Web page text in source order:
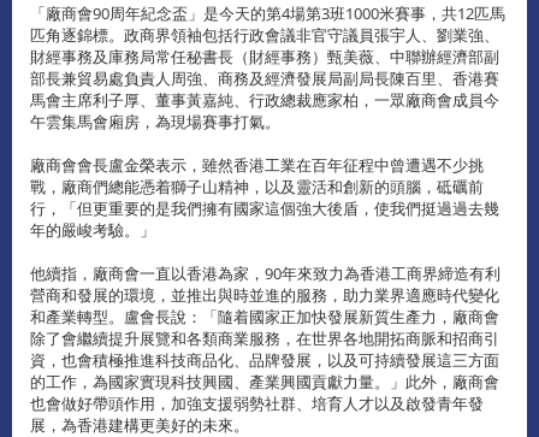
「廠商會90周年紀念盃」是今天的第4場第3班1000米賽事，共12匹馬
匹角逐錦標。政商界領袖包括行政會議非官守議員張宇人、劉業強、
財經事務及庫務局常任秘書長（財經事務）甄美薇、中聯辦經濟部副
部長兼貿易處負責人周強、商務及經濟發展局副局長陳百里、香港賽
馬會主席利子厚、董事黃嘉純、行政總裁應家柏，一眾廠商會成員今
午雲集馬會廂房，為現場賽事打氣。
廠商會會長盧金榮表示，雖然香港工業在百年征程中曾遭遇不少挑
戰，廠商們總能憑着獅子山精神，以及靈活和創新的頭腦，砥礪前
行，「但更重要的是我們擁有國家這個強大後盾，使我們挺過過去幾
年的嚴峻考驗。」
他續指，廠商會一直以香港為家，90年來致力為香港工商界締造有利
營商和發展的環境，並推出與時並進的服務，助力業界適應時代變化
和產業轉型。盧會長說：「隨着國家正加快發展新質生產力，廠商會
除了會繼續提升展覽和各類商業服務，在世界各地開拓商脈和招商引
資，也會積極推進科技商品化、品牌發展，以及可持續發展這三方面
的工作，為國家實現科技興國、產業興國貢獻力量。」此外，廠商會
也會做好帶頭作用，加強支援弱勢社群、培育人才以及啟發青年發
展，為香港建構更美好的未來。